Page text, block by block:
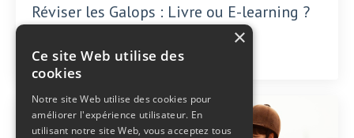
Réviser les Galops : Livre ou E-learning ?
Comparatif Complet 2025
Oct 02, 2025
×
Ce site Web utilise des
cookies
Notre site Web utilise des cookies pour
améliorer l'expérience utilisateur. En
utilisant notre site Web, vous acceptez tous